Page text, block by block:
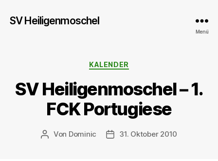
SV Heiligenmoschel
Menü
Kategorien
KALENDER
SV Heiligenmoschel – 1.
FCK Portugiese
Beitragsautor
Von Dominic Veröffentlichungsdatum
31. Oktober 2010